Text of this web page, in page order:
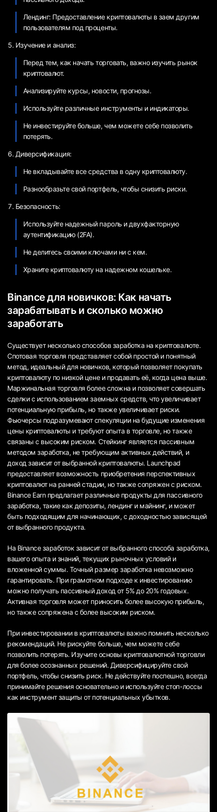
Лендинг: Предоставление криптовалюты в заем другим
пользователям под проценты.
Изучение и анализ:
Перед тем, как начать торговать, важно изучить рынок
криптовалют.
Анализируйте курсы, новости, прогнозы.
Используйте различные инструменты и индикаторы.
Не инвестируйте больше, чем можете себе позволить
потерять.
Диверсификация:
Не вкладывайте все средства в одну криптовалюту.
Разнообразьте свой портфель, чтобы снизить риски.
Безопасность:
Используйте надежный пароль и двухфакторную
аутентификацию (2FA).
Не делитесь своими ключами ни с кем.
Храните криптовалюту на надежном кошельке.
Binance для новичков: Как начать
зарабатывать и сколько можно
заработать
Существует несколько способов заработка на криптовалюте.
Спотовая торговля представляет собой простой и понятный
метод, идеальный для новичков, который позволяет покупать
криптовалюту по низкой цене и продавать её, когда цена выше.
Маржинальная торговля более сложна и позволяет совершать
сделки с использованием заемных средств, что увеличивает
потенциальную прибыль, но также увеличивает риски.
Фьючерсы подразумевают спекуляции на будущие изменения
цены криптовалюты и требуют опыта в торговле, но также
связаны с высоким риском. Стейкинг является пассивным
методом заработка, не требующим активных действий, и
доход зависит от выбранной криптовалюты. Launchpad
предоставляет возможность приобретения перспективных
криптовалют на ранней стадии, но также сопряжен с риском.
Binance Earn предлагает различные продукты для пассивного
заработка, такие как депозиты, лендинг и майнинг, и может
быть подходящим для начинающих, с доходностью зависящей
от выбранного продукта.
На Binance заработок зависит от выбранного способа заработка,
вашего опыта и знаний, текущих рыночных условий и
вложенной суммы. Точный размер заработка невозможно
гарантировать. При грамотном подходе к инвестированию
можно получать пассивный доход от 5% до 20% годовых.
Активная торговля может приносить более высокую прибыль,
но также сопряжена с более высоким риском.
При инвестировании в криптовалюты важно помнить несколько
рекомендаций. Не рискуйте больше, чем можете себе
позволить потерять. Изучите основы криптовалютной торговли
для более осознанных решений. Диверсифицируйте свой
портфель, чтобы снизить риск. Не действуйте поспешно, всегда
принимайте решения основательно и используйте стоп-лоссы
как инструмент защиты от потенциальных убытков.